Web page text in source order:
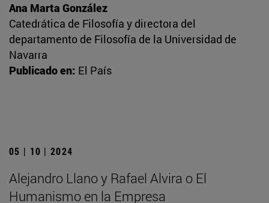
Ana Marta González
Catedrática de Filosofía y directora del
departamento de Filosofía de la Universidad de
Navarra
Publicado en: El País
05 | 10 | 2024
Alejandro Llano y Rafael Alvira o El
Humanismo en la Empresa